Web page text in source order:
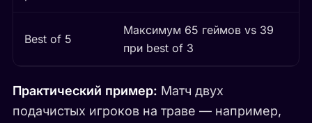
Best of 5
Максимум 65 геймов vs 39
при best of 3
Практический пример: Матч двух
подачистых игроков на траве — например,